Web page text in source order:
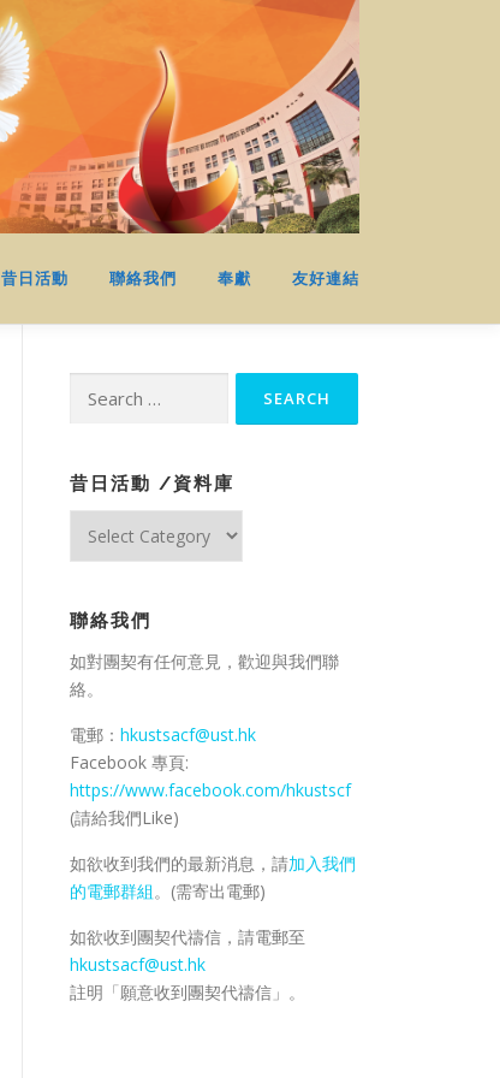
昔日活動 聯絡我們 奉獻 友好連結
昔日活動 /資料庫
動
/
資
料
聯絡我們
如對團契有任何意見，歡迎與我們聯
絡。
電郵： hkustsacf@ust.hk
Facebook 專頁:
https://www.facebook.com/hkustscf
(請給我們Like)
如欲收到我們的最新消息，請加入我們
的電郵群組。(需寄出電郵)
如欲收到團契代禱信，請電郵至
hkustsacf@ust.hk
註明「願意收到團契代禱信」。